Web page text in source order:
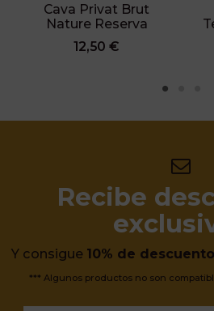
Cava Privat Brut
Nature Reserva
12,50 €
Recibe
Y consigue 10% de descuento
*** Algunos productos no son